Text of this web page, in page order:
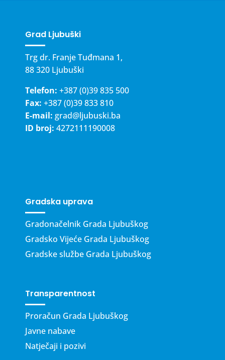
Grad Ljubuški
Trg dr. Franje Tuđmana 1,
88 320 Ljubuški
Telefon: +387 (0)39 835 500
Fax: +387 (0)39 833 810
E-mail: grad@ljubuski.ba
ID broj: 4272111190008
Gradska uprava
Gradonačelnik Grada Ljubuškog
Gradsko Vijeće Grada Ljubuškog
Gradske službe Grada Ljubuškog
Transparentnost
Proračun Grada Ljubuškog
Javne nabave
Natječaji i pozivi